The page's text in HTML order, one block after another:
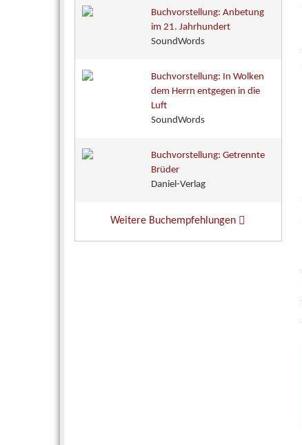
Buchvorstellung: Anbetung
im 21. Jahrhundert
SoundWords
Buchvorstellung: In Wolken
dem Herrn entgegen in die
Luft
SoundWords
Buchvorstellung: Getrennte
Brüder
Daniel-Verlag
Weitere Buchempfehlungen